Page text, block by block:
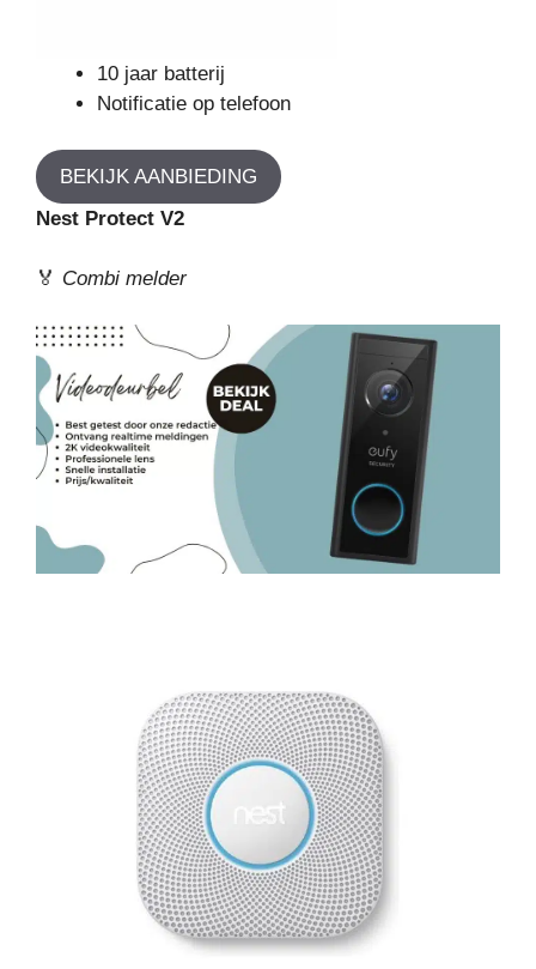
10 jaar batterij
Notificatie op telefoon
BEKIJK AANBIEDING
Nest Protect V2
🏅 Combi melder